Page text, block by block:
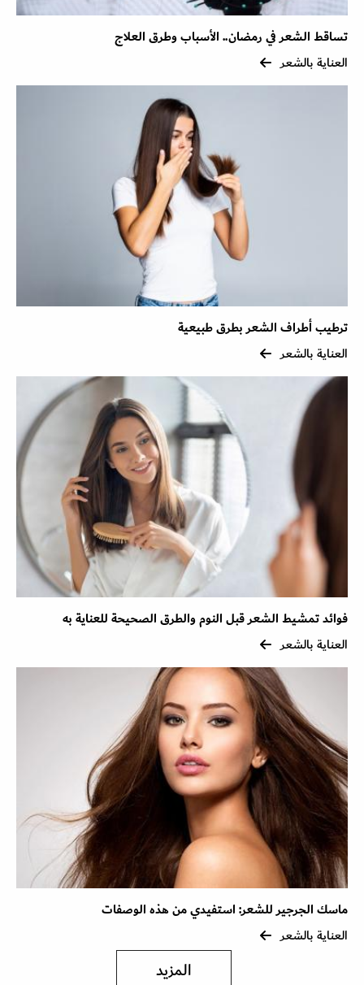
تساقط الشعر في رمضان.. الأسباب وطرق العلاج
العناية بالشعر
ترطيب أطراف الشعر بطرق طبيعية
العناية بالشعر
فوائد تمشيط الشعر قبل النوم والطرق الصحيحة للعناية به
العناية بالشعر
ماسك الجرجير للشعر: استفيدي من هذه الوصفات
العناية بالشعر
المزيد